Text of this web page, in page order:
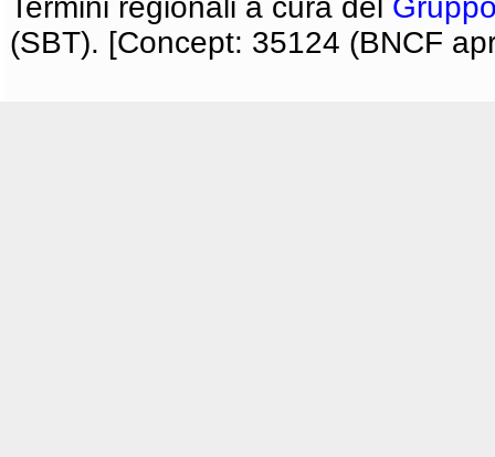
Termini regionali a cura del
(SBT). [Concept: 35124 (BNCF